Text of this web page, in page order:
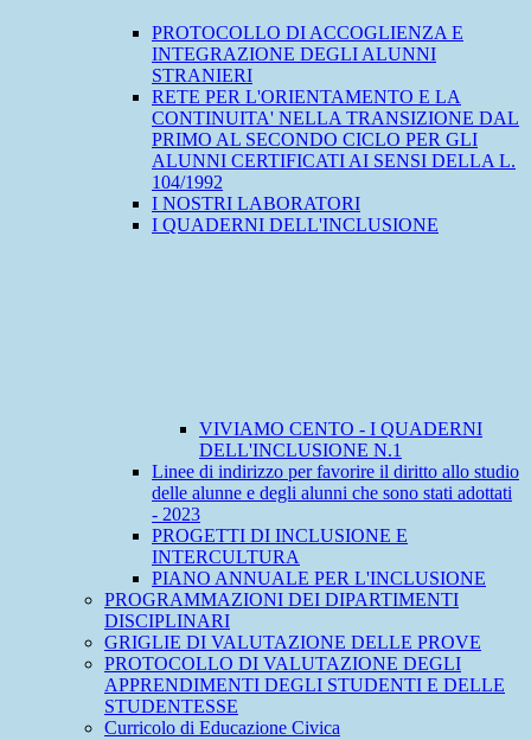
PROTOCOLLO DI ACCOGLIENZA E
INTEGRAZIONE DEGLI ALUNNI
STRANIERI
RETE PER L'ORIENTAMENTO E LA
CONTINUITA' NELLA TRANSIZIONE DAL
PRIMO AL SECONDO CICLO PER GLI
ALUNNI CERTIFICATI AI SENSI DELLA L.
104/1992
I NOSTRI LABORATORI
I QUADERNI DELL'INCLUSIONE
VIVIAMO CENTO - I QUADERNI
DELL'INCLUSIONE N.1
Linee di indirizzo per favorire il diritto allo studio
delle alunne e degli alunni che sono stati adottati
- 2023
PROGETTI DI INCLUSIONE E
INTERCULTURA
PIANO ANNUALE PER L'INCLUSIONE
PROGRAMMAZIONI DEI DIPARTIMENTI
DISCIPLINARI
GRIGLIE DI VALUTAZIONE DELLE PROVE
PROTOCOLLO DI VALUTAZIONE DEGLI
APPRENDIMENTI DEGLI STUDENTI E DELLE
STUDENTESSE
Curricolo di Educazione Civica